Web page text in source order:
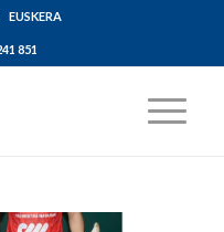
EUSKERA
851